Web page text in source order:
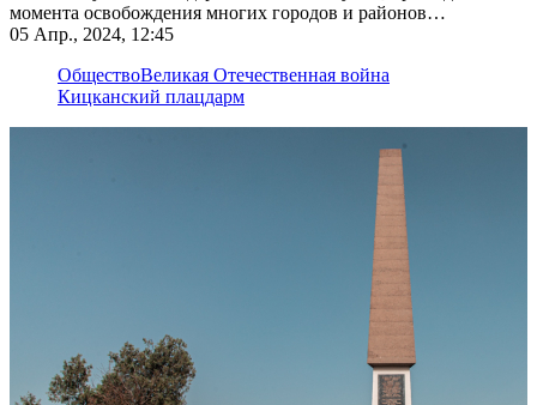
момента освобождения многих городов и районов
Приднестровья
05 Апр., 2024, 12:45
ОбществоВеликая Отечественная война
Кицканский плацдарм